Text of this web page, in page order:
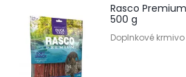
Rasco
500 g
Doplnkové